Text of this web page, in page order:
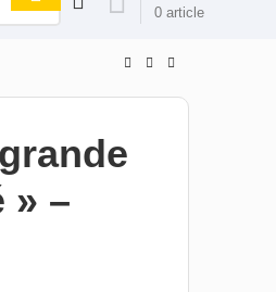
0 article
» –